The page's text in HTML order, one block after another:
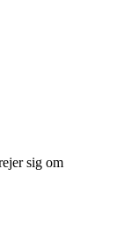
sig om